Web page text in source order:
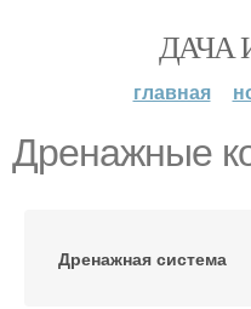
ДАЧА
главная
Дренажные
Дренажная система